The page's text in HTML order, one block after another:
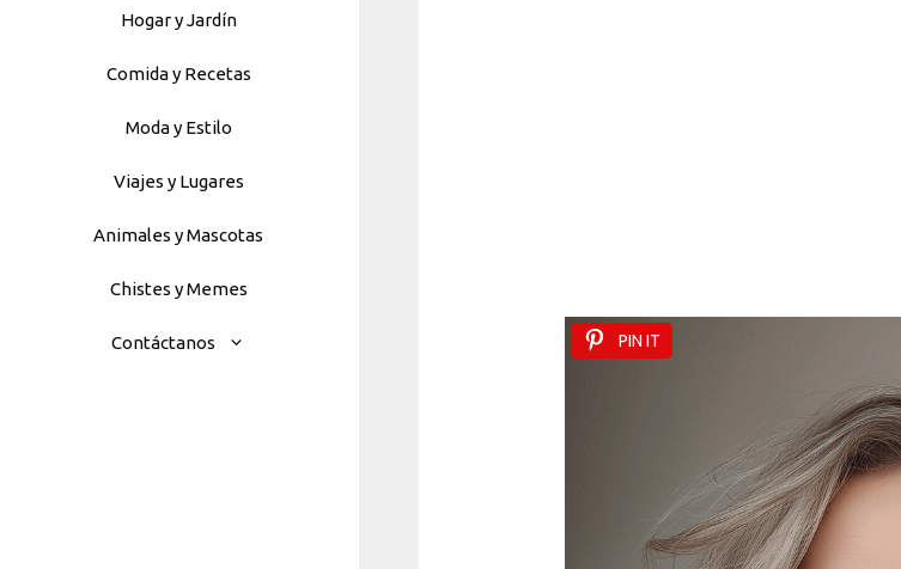
Hogar y Jardín
Comida y Recetas
Moda y Estilo
Viajes y Lugares
Animales y Mascotas
Chistes y Memes
Contáctanos PIN IT